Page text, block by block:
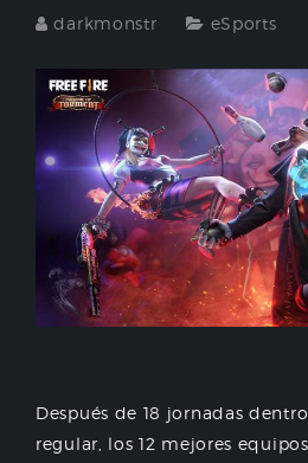
darkmonstr eSports
Después de 18 jornadas
regular, los 12 mejores